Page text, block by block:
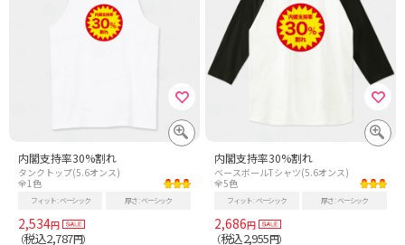
内閣支持率30%割れ
タンクトップ(5.6オンス)
全1色
フィット ベーシック 厚さ ベーシック
2,534円
（税込2,787円）
内閣支持率30%割れ
ベースボールTシャツ(5.6オンス)
全5色
フィット ベーシック 厚さ ベーシック
2,686円
（税込2,955円）